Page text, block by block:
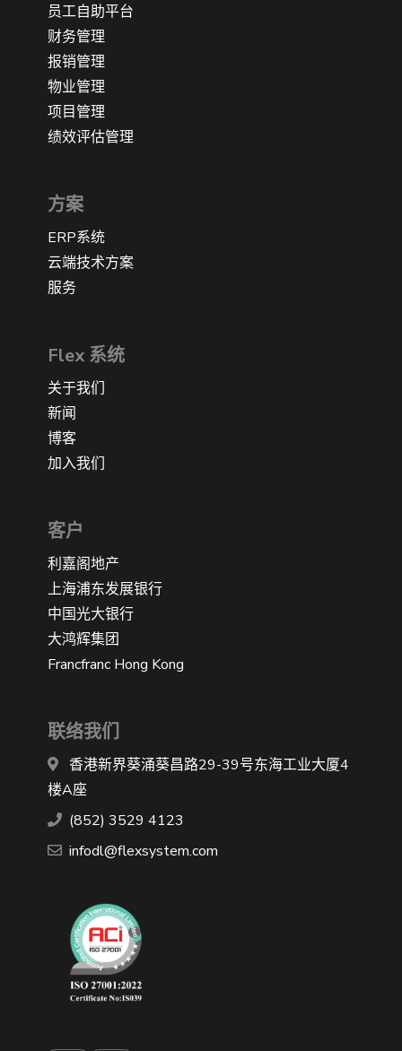
员工自助平台
财务管理
报销管理
物业管理
项目管理
绩效评估管理
方案
ERP系统
云端技术方案
服务
Flex 系统
关于我们
新闻
博客
加入我们
客户
利嘉阁地产
上海浦东发展银行
中国光大银行
大鸿辉集团
Francfranc Hong Kong
联络我们
香港新界葵涌葵昌路29-39号东海工业大厦4
楼A座
(852) 3529 4123
infodl@flexsystem.com